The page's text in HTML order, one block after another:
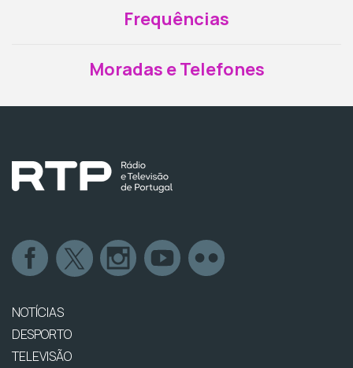
Frequências
Moradas e Telefones
NOTÍCIAS
DESPORTO
TELEVISÃO